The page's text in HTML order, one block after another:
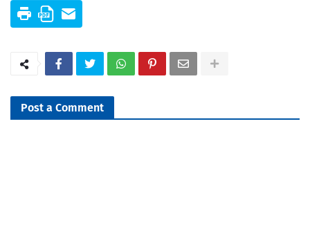
Post a Comment